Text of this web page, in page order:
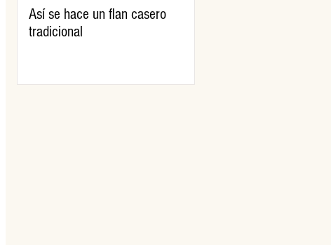
Así se hace un flan casero
tradicional